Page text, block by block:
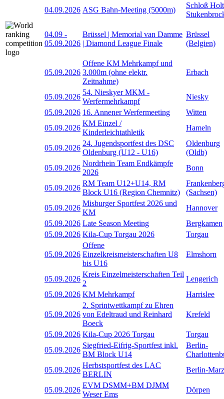
04.09.2026 ASG Bahn-Meeting (5000m)
Schloß
04.09 -
05.09.2026
Brüssel | Memorial van Damme
| Diamond League Finale
Brüssel
(Belgien)
05.09.2026
Offene KM Mehrkampf und
3.000m (ohne elektr.
Zeitnahme)
Erbach
05.09.2026
54. Nieskyer MKM -
Werfermehrkampf
Niesky
05.09.2026 16. Annener Werfermeeting
Witten
05.09.2026
KM Einzel /
Kinderleichtathletik
Hameln
05.09.2026
24. Jugendsportfest des DSC
Oldenburg (U12 - U16)
Oldenburg
(Oldb)
05.09.2026
Nordrhein Team Endkämpfe
2026
Bonn
05.09.2026
RM Team U12+U14, RM
Block U16 (Region Chemnitz)
(Sachsen)
05.09.2026
Misburger Sportfest 2026 und
KM
Hannover
05.09.2026 Late Season Meeting
Bergkamen
05.09.2026 Kila-Cup Torgau 2026 Torgau
05.09.2026
Offene
Einzelkreismeisterschaften U8
bis U16
Elmshorn
05.09.2026
Kreis Einzelmeisterschaften Teil
2
Lengerich
05.09.2026 KM Mehrkampf Harrislee
05.09.2026
2. Sprintwettkampf zu Ehren
von Edeltraud und Reinhard
Boeck
Krefeld
05.09.2026 Kila-Cup 2026 Torgau
Torgau
05.09.2026
Siegfried-Eifrig-Sportfest inkl.
BM Block U14
Berlin-
05.09.2026
Herbstsportfest des LAC
BERLIN
Berlin-
05.09.2026
EVM DSMM+BM DJMM
Weser Ems
Dörpen